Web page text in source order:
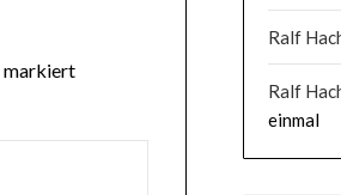
markiert
Ralf
Ralf
einmal